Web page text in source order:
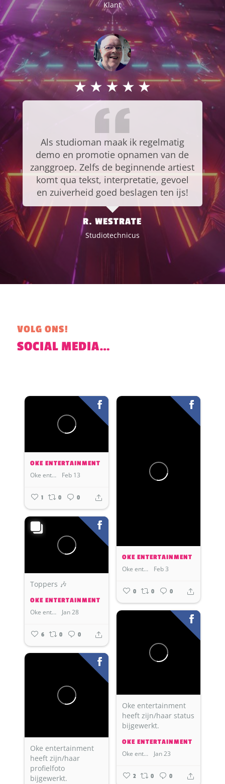
Klant
★★ ★★★
Als studioman maak ik regelmatig
demo en promotie opnamen van de
zanggroep. Zelfs de beginnende artiest
komt qua tekst, interpretatie, gevoel
en zuiverheid goed beslagen ten ijs!
R. WESTRATE
Studiotechnicus
VOLG ONS!
SOCIAL MEDIA…
OKE ENTERTAINMENT
Oke entertainment Feb 13
1 0 0
OKE ENTERTAINMENT
Oke entertainment Feb 3
0 0 0
Toppers 🎶
OKE ENTERTAINMENT
Oke entertainment Jan 28
6 0 0
Oke entertainment
heeft zijn/haar status
bijgewerkt.
OKE ENTERTAINMENT
Oke entertainment Jan 23
2 0 0
Oke entertainment
heeft zijn/haar
profielfoto
bijgewerkt.